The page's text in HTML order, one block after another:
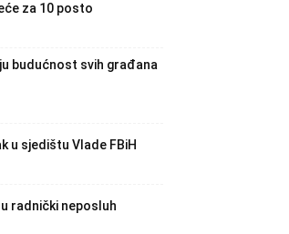
za 10 posto
budućnost svih građana
u sjedištu Vlade FBiH
radnički neposluh